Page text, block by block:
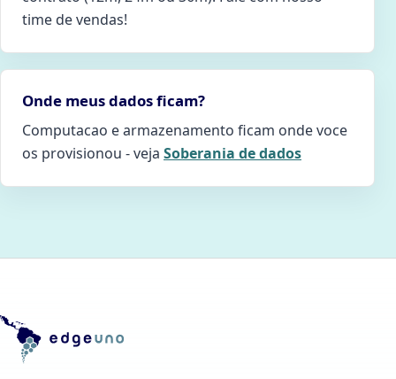
time de vendas!
Onde meus dados ficam?
Computacao e armazenamento ficam onde voce
os provisionou - veja Soberania de dados